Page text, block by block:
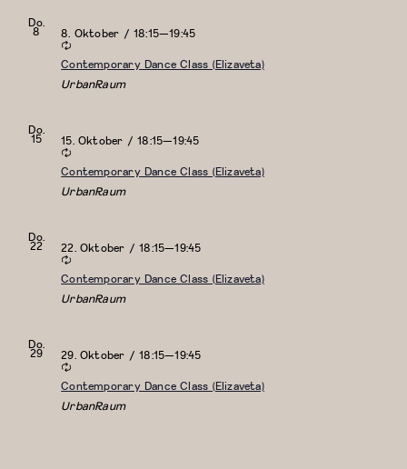
Do.
8 8. Oktober / 18:15—19:45
Contemporary Dance Class (Elizaveta)
UrbanRaum
Do.
15 15. Oktober / 18:15—19:45
Contemporary Dance Class (Elizaveta)
UrbanRaum
Do.
22 22. Oktober / 18:15—19:45
Contemporary Dance Class (Elizaveta)
UrbanRaum
Do.
29 29. Oktober / 18:15—19:45
Contemporary Dance Class (Elizaveta)
UrbanRaum